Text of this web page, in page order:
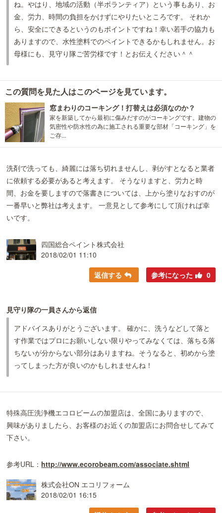
ね。やはり、地域の活動（半ボランティア）という事もあり、お
金、労力、時間の負担をかけずにやりたいところです。 それか
ら、安全にできるというのもポイントですね！幸い若手の協力も
ありますので、水性塗料でのペイントできるかもしれません。お
母様にも、見守り隊ご苦労様です！とお伝えください＾＾
この質問を見た人はこのページを見ています。
窓まわりのコーキング！打替えは必須なのか？
家を新築してから最初に傷みだすのがコーキングです。建物の
気密性や防水性の為に施工される重要な部材「コーキング」を
ご存...
洗剤で洗っても、綺麗には落ち切れませんし、剥がすとなると業者
に依頼する必要があると考えます。 そうなりますと、労力と時
間、お金を要しますので落書きについては、上から塗りなおすのが
一番早いと弊社は考えます。 一意見として参考にして頂ければ幸
いです。
四国総合ペイント株式会社
2018/02/01 11:10
返信する 参考になった 0
見守り隊の一員さんから返信
アドバイスありがとうございます。 確かに、洗うなどして落と
す作業ではプロにお願いしない限りやってみなくては、落ちる落
ちないが分からない部分はありますね。そうなると、初めから塗
ってしまった方が良いのかもしれませんね！
特殊高圧洗浄機エコロビームの加盟店は、全国にありますので、
興味がありましたら、お客様のお近くの加盟店にお問合せしてみて
下さい。
参考URL： http://www.ecorobeam.com/associate.shtml
株式会社ON エコリフォーム
2018/02/01 16:15